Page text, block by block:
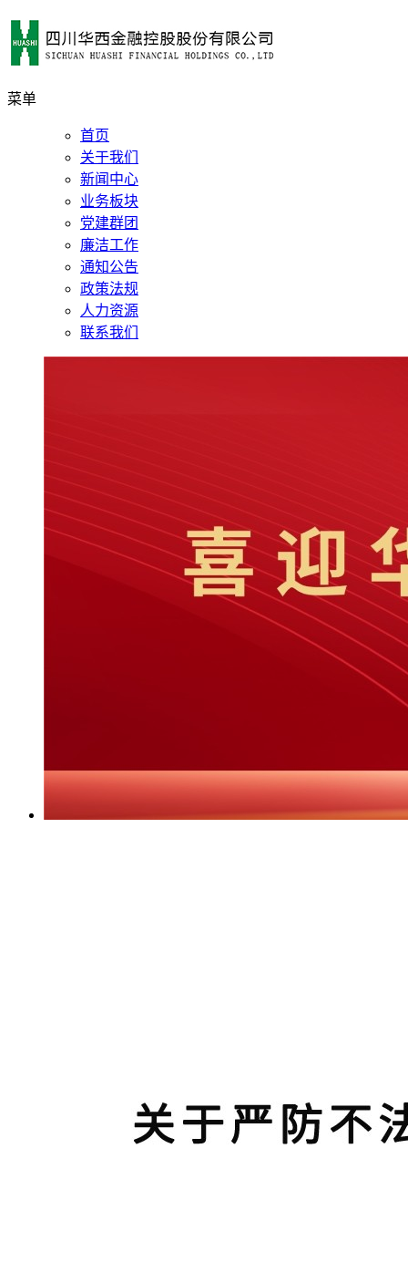
菜单
首页
关于我们
新闻中心
业务板块
党建群团
廉洁工作
通知公告
政策法规
人力资源
联系我们